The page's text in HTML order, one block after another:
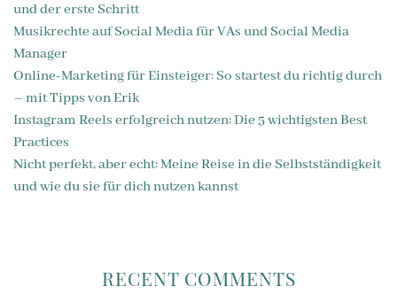
und der erste Schritt
Musikrechte auf Social Media für VAs und Social Media
Manager
Online-Marketing für Einsteiger: So startest du richtig durch
– mit Tipps von Erik
Instagram Reels erfolgreich nutzen: Die 5 wichtigsten Best
Practices
Nicht perfekt, aber echt: Meine Reise in die Selbstständigkeit
und wie du sie für dich nutzen kannst
RECENT COMMENTS